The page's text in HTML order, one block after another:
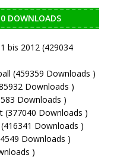
DOWNLOADS
bis 2012 (429034
(459359 Downloads )
Downloads )
Downloads )
(377040 Downloads )
Downloads )
Downloads )
)